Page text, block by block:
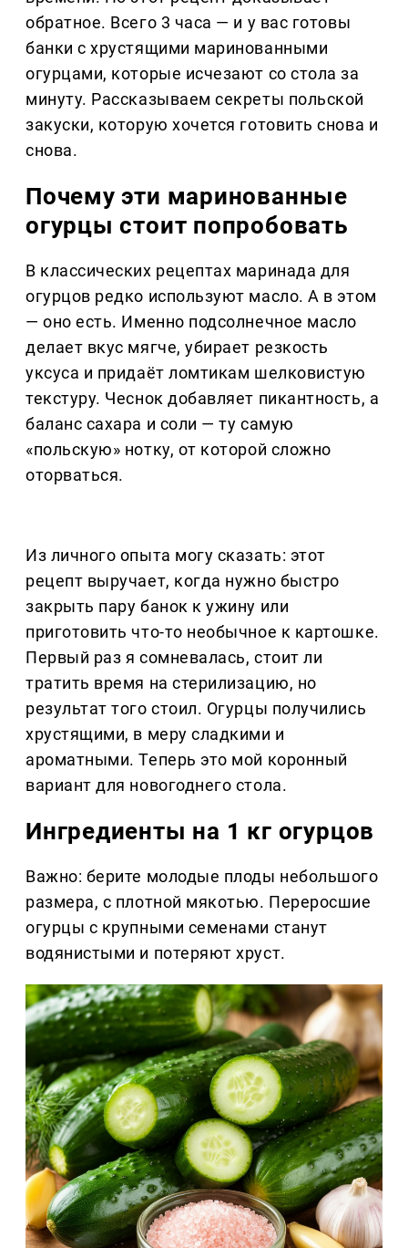
обратное. Всего 3 часа — и у вас готовы
банки с хрустящими маринованными
огурцами, которые исчезают со стола за
минуту. Рассказываем секреты польской
закуски, которую хочется готовить снова и
снова.
Почему эти маринованные
огурцы стоит попробовать
В классических рецептах маринада для
огурцов редко используют масло. А в этом
— оно есть. Именно подсолнечное масло
делает вкус мягче, убирает резкость
уксуса и придаёт ломтикам шелковистую
текстуру. Чеснок добавляет пикантность, а
баланс сахара и соли — ту самую
«польскую» нотку, от которой сложно
оторваться.
Из личного опыта могу сказать: этот
рецепт выручает, когда нужно быстро
закрыть пару банок к ужину или
приготовить что-то необычное к картошке.
Первый раз я сомневалась, стоит ли
тратить время на стерилизацию, но
результат того стоил. Огурцы получились
хрустящими, в меру сладкими и
ароматными. Теперь это мой коронный
вариант для новогоднего стола.
Ингредиенты на 1 кг огурцов
Важно: берите молодые плоды небольшого
размера, с плотной мякотью. Переросшие
огурцы с крупными семенами станут
водянистыми и потеряют хруст.